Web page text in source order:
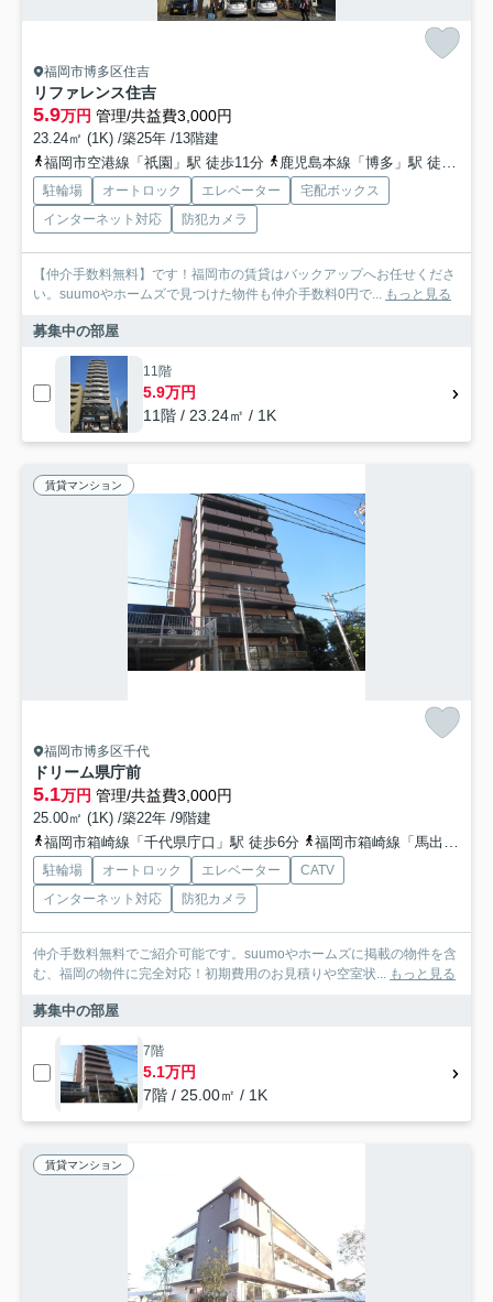
福岡市博多区住吉
リファレンス住吉
5.9万円 管理/共益費3,000円
23.24㎡ (1K) /築25年 /13階建
福岡市空港線「祇園」駅 徒歩11分
鹿児島本線「博多」駅 徒歩11分
駐輪場 オートロック エレベーター
宅配ボックス
インターネット対応
防犯カメラ
【仲介手数料無料】です！福岡市の賃貸はバックアップへお任せくださ
い。suumoやホームズで見つけた物件も仲介手数料0円で...
もっと見る
募集中の部屋
11階
5.9万円
11階 / 23.24㎡ / 1K
賃貸マンション
福岡市博多区千代
ドリーム県庁前
5.1万円 管理/共益費3,000円
25.00㎡ (1K) /築22年 /9階建
福岡市箱崎線「千代県庁口」駅 徒歩6分
福岡市箱崎線「馬出九大病院前」駅 徒歩13分
駐輪場 オートロック エレベーター
CATV
インターネット対応
防犯カメラ
仲介手数料無料でご紹介可能です。suumoやホームズに掲載の物件を含
む、福岡の物件に完全対応！初期費用のお見積りや空室状...
もっと見る
募集中の部屋
7階
5.1万円
7階 / 25.00㎡ / 1K
賃貸マンション